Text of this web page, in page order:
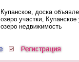
Купанское, доска
озеро участки,
озеро недвижимость